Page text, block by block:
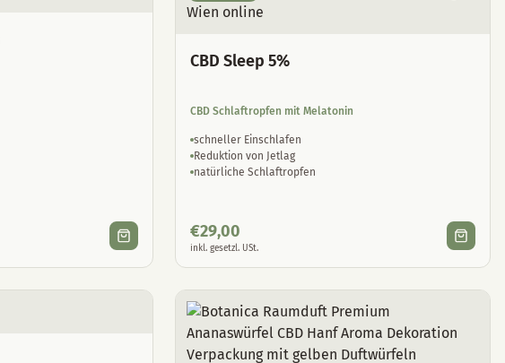
CBD Sleep 5%
CBD Schlaftropfen mit Melatonin
schneller Einschlafen
Reduktion von Jetlag
natürliche Schlaftropfen
€29,00
inkl. gesetzl. USt.